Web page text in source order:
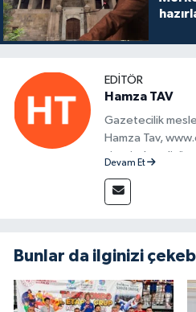
EDITÖR
Hamza TAV
Gazetecilik
Hamza Tav,
sitesinde editör
Devam Et
Bunlar da ilginizi